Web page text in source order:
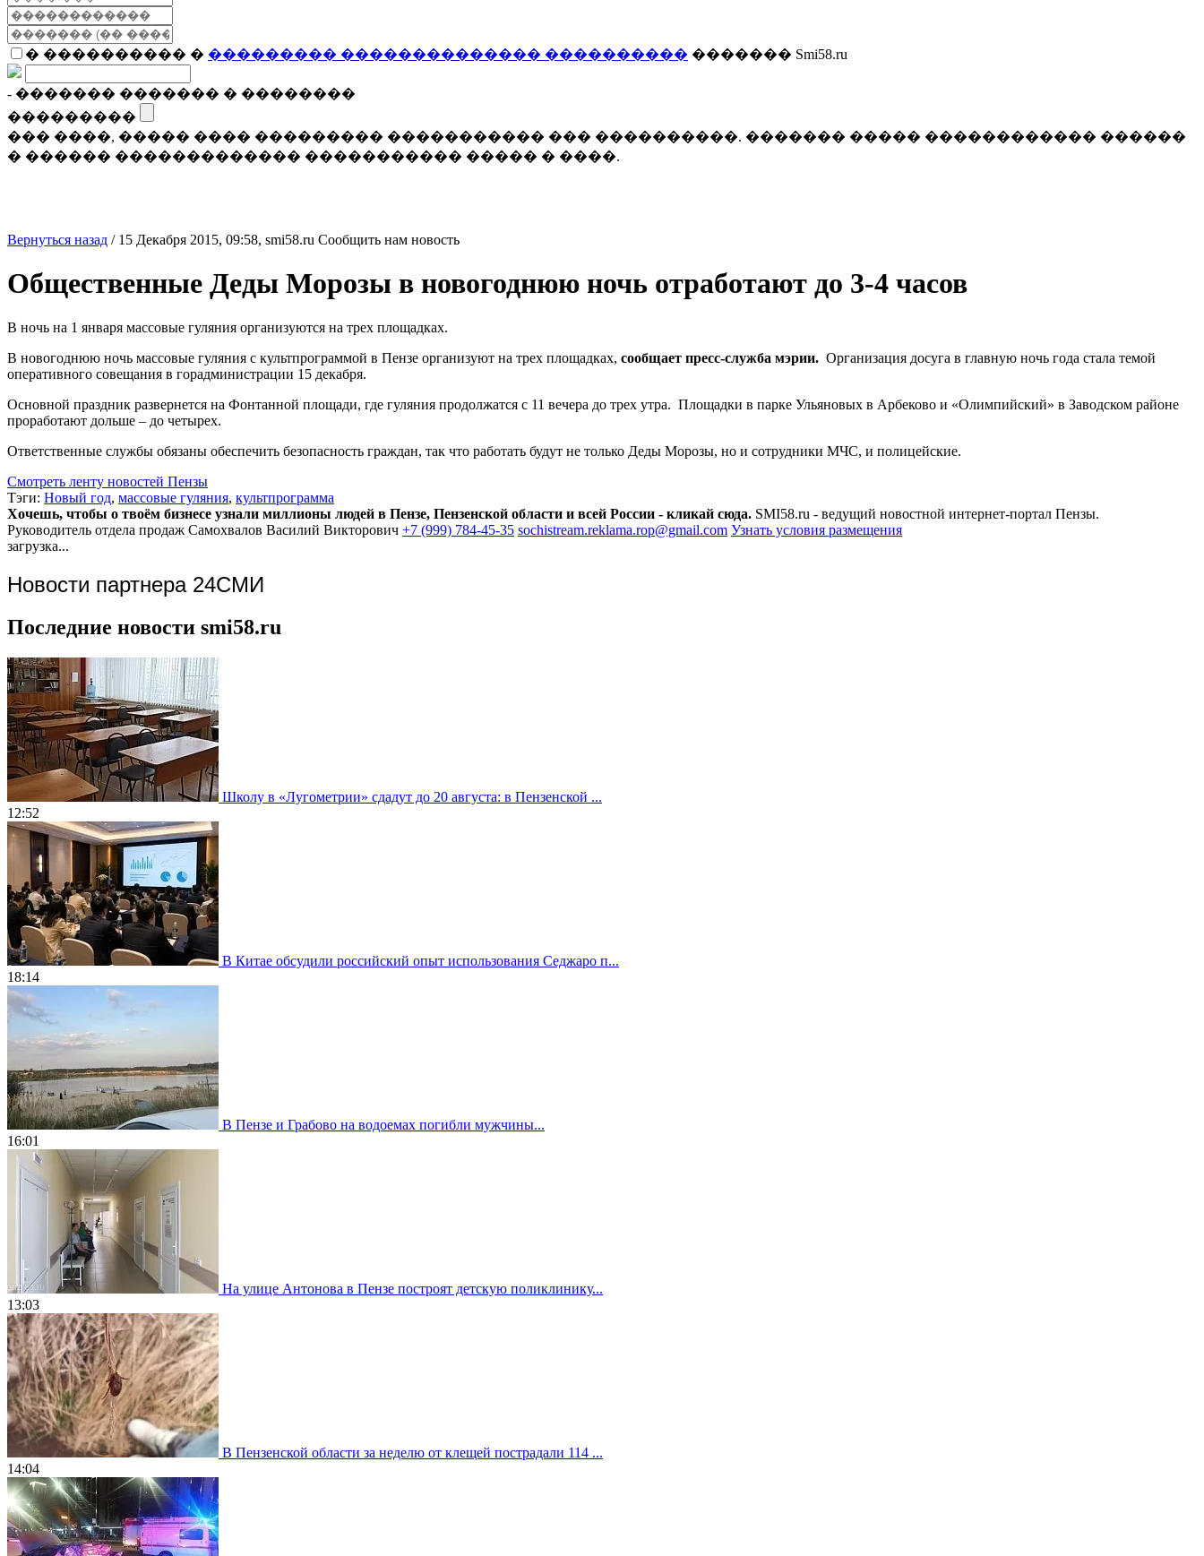
� ���������� � ��������� �������������� ���������� ������� Smi58.ru
- ������� ������� � ��������
���������
��� ����, ����� ���� ��������� ����������� ��� ����������. ������� ����� ������������ ������
� ������ ������������� ����������� ����� � ����.
Вернуться назад / 15 Декабря 2015, 09:58, smi58.ru Сообщить нам новость
Общественные Деды Морозы в новогоднюю ночь отработают до 3-4 часов
В ночь на 1 января массовые гуляния организуются на трех площадках.
В новогоднюю ночь массовые гуляния с культпрограммой в Пензе организуют на трех площадках, сообщает пресс-служба мэрии. Организация досуга в главную ночь года стала темой
оперативного совещания в горадминистрации 15 декабря.
Основной праздник развернется на Фонтанной площади, где гуляния продолжатся с 11 вечера до трех утра. Площадки в парке Ульяновых в Арбеково и «Олимпийский» в Заводском районе
проработают дольше – до четырех.
Ответственные службы обязаны обеспечить безопасность граждан, так что работать будут не только Деды Морозы, но и сотрудники МЧС, и полицейские.
Смотреть ленту новостей Пензы
Тэги: Новый год, массовые гуляния, культпрограмма
Хочешь, чтобы о твоём бизнесе узнали миллионы людей в Пензе, Пензенской области и всей России - кликай сюда. SMI58.ru - ведущий новостной интернет-портал Пензы.
Руководитель отдела продаж Самохвалов Василий Викторович +7 (999) 784-45-35 sochistream.reklama.rop@gmail.com Узнать условия размещения
загрузка...
Новости партнера 24СМИ
Последние новости smi58.ru
Школу в «Лугометрии» сдадут до 20 августа: в Пензенской ...
12:52
В Китае обсудили российский опыт использования Седжаро п...
18:14
В Пензе и Грабово на водоемах погибли мужчины...
16:01
На улице Антонова в Пензе построят детскую поликлинику...
13:03
В Пензенской области за неделю от клещей пострадали 114 ...
14:04